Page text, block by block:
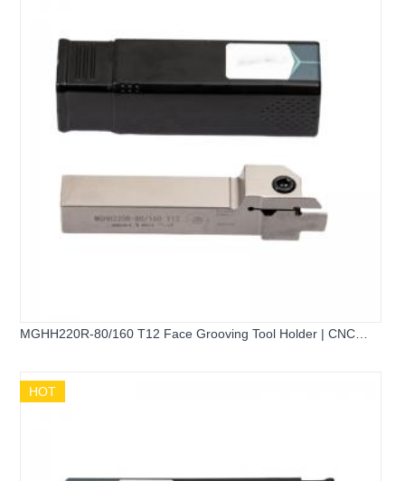
MGHH220R-80/160 T12 Face Grooving Tool Holder | CNC
HOT